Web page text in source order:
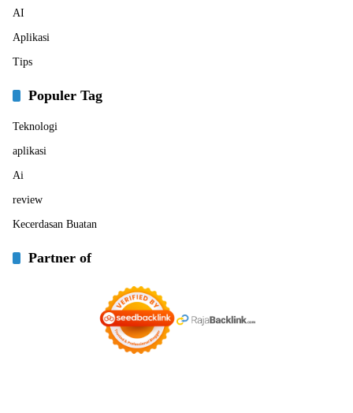
AI
Aplikasi
Tips
Populer Tag
Teknologi
aplikasi
Ai
review
Kecerdasan Buatan
Partner of